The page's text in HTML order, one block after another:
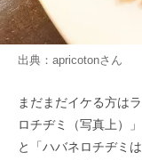
出典： apricotonさん
まだまだイケる方は
ロチヂミ（写真上）
と「ハバネロチヂミ